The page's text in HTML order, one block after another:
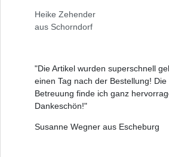
Heike Zehender
aus Schorndorf
"Die Artikel wurden superschnell
einen Tag nach der Bestellung! Die
Betreuung finde ich ganz
Dankeschön!"
Susanne Wegner aus Escheburg